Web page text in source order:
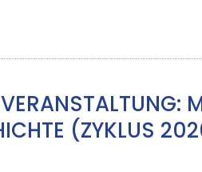
(ZYKLUS